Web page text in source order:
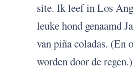
site. Ik leef in Los
leuke hond genaamd
van piña coladas. (En
worden door de regen.)